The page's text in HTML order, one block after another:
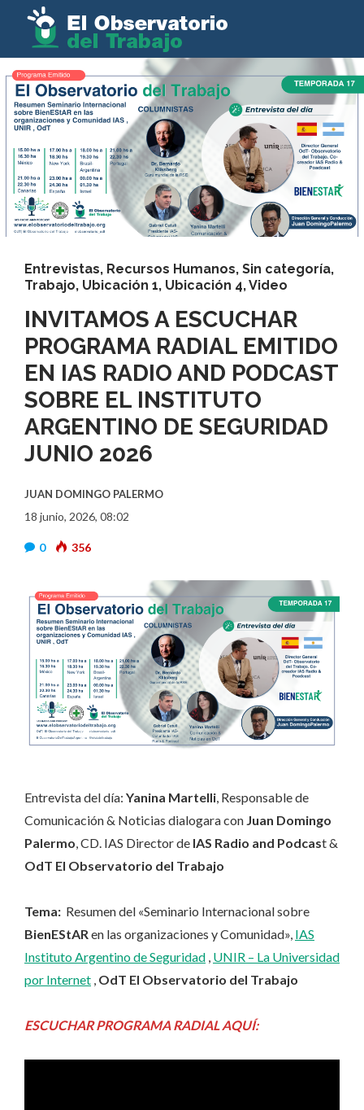
Entrevistas, Recursos Humanos, Sin categoría,
Trabajo, Ubicación 1, Ubicación 4,Video
INVITAMOS A ESCUCHAR
PROGRAMA RADIAL EMITIDO
EN IAS RADIO AND PODCAST
SOBRE EL INSTITUTO
ARGENTINO DE SEGURIDAD
JUNIO 2026
JUAN DOMINGO PALERMO
18 junio, 2026, 08:02
0 356
Entrevista del día: Yanina Martelli, Responsable de
Comunicación & Noticias dialogara con Juan Domingo
Palermo, CD. IAS Director de IAS Radio and Podcast &
OdT El Observatorio del Trabajo
Tema: Resumen del «Seminario Internacional sobre
BienEStARen las organizaciones y Comunidad», IAS
Instituto Argentino de Seguridad , UNIR – La Universidad
por Internet , OdT El Observatorio del Trabajo
ESCUCHAR PROGRAMA RADIAL AQUÍ: